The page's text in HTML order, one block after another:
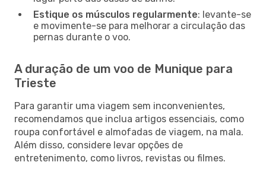
Estique os músculos regularmente: levante-se
e movimente-se para melhorar a circulação das
pernas durante o voo.
A duração de um voo de Munique para
Trieste
Para garantir uma viagem sem inconvenientes,
recomendamos que inclua artigos essenciais, como
roupa confortável e almofadas de viagem, na mala.
Além disso, considere levar opções de
entretenimento, como livros, revistas ou filmes.